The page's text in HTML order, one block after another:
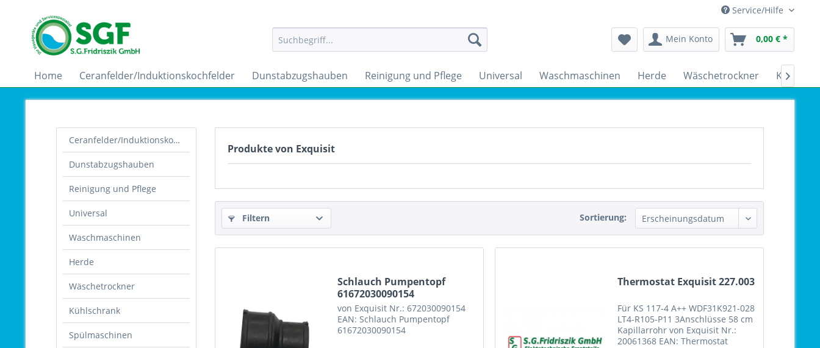
Service/Hilfe
Mein Konto 0,00 € *
Home Ceranfelder/Induktionskochfelder Dunstabzugshauben Reinigung und Pflege Universal Waschmaschinen Herde Wäschetrockner 
Ceranfelder/Induktionskochfelder
Dunstabzugshauben
Reinigung und Pflege
Universal
Waschmaschinen
Herde
Wäschetrockner
Kühlschrank
Spülmaschinen
Produkte von Exquisit
Filtern Sortierung:
Schlauch Pumpentopf
61672030090154
von Exquisit Nr.: 672030090154
EAN: Schlauch Pumpentopf
61672030090154
Thermostat Exquisit 227.003
Für KS 117-4 A++ WDF31K921-028
LT4-R105-P11 3Anschlüsse 58 cm
Kapillarrohr von Exquisit Nr.:
20061368 EAN: Thermostat